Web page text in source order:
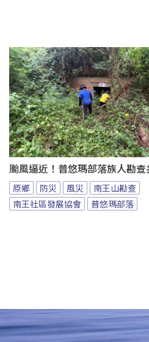
颱風逼近！普悠瑪部落族人勘查
原鄉 防災 風災
南王山勘查
南王社區發展協會
普悠瑪部落